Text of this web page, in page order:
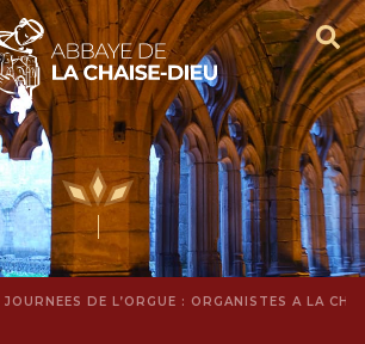
JOURNÉES DE L’ORGUE : ORGANISTES À LA